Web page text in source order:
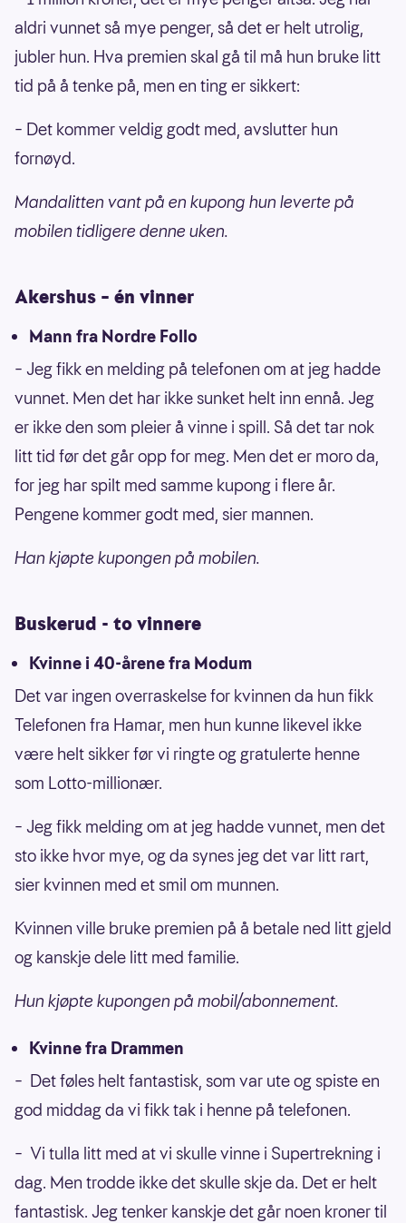
aldri vunnet så mye penger, så det er helt utrolig,
jubler hun. Hva premien skal gå til må hun bruke litt
tid på å tenke på, men en ting er sikkert:
– Det kommer veldig godt med, avslutter hun
fornøyd.
Mandalitten vant på en kupong hun leverte på
mobilen tidligere denne uken.
Akershus – én vinner
Mann fra Nordre Follo
– Jeg fikk en melding på telefonen om at jeg hadde
vunnet. Men det har ikke sunket helt inn ennå. Jeg
er ikke den som pleier å vinne i spill. Så det tar nok
litt tid før det går opp for meg. Men det er moro da,
for jeg har spilt med samme kupong i flere år.
Pengene kommer godt med, sier mannen.
Han kjøpte kupongen på mobilen.
Buskerud - to vinnere
Kvinne i 40-årene fra Modum
Det var ingen overraskelse for kvinnen da hun fikk
Telefonen fra Hamar, men hun kunne likevel ikke
være helt sikker før vi ringte og gratulerte henne
som Lotto-millionær.
– Jeg fikk melding om at jeg hadde vunnet, men det
sto ikke hvor mye, og da synes jeg det var litt rart,
sier kvinnen med et smil om munnen.
Kvinnen ville bruke premien på å betale ned litt gjeld
og kanskje dele litt med familie.
Hun kjøpte kupongen på mobil/abonnement.
Kvinne fra Drammen
– Det føles helt fantastisk, som var ute og spiste en
god middag da vi fikk tak i henne på telefonen.
– Vi tulla litt med at vi skulle vinne i Supertrekning i
dag. Men trodde ikke det skulle skje da. Det er helt
fantastisk. Jeg tenker kanskje det går noen kroner til